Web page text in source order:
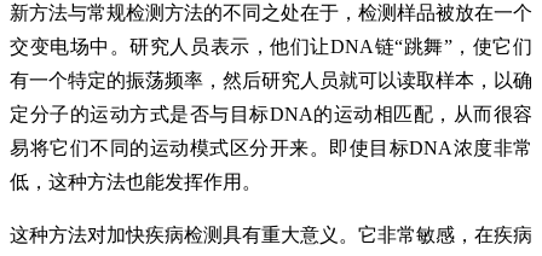
新方法与常规检测方法的不同之处在于，检测样品被放在一个
交变电场中。研究人员表示，他们让DNA链“跳舞”，使它们
有一个特定的振荡频率，然后研究人员就可以读取样本，以确
定分子的运动方式是否与目标DNA的运动相匹配，从而很容
易将它们不同的运动模式区分开来。即使目标DNA浓度非常
低，这种方法也能发挥作用。
这种方法对加快疾病检测具有重大意义。它非常敏感，在疾病